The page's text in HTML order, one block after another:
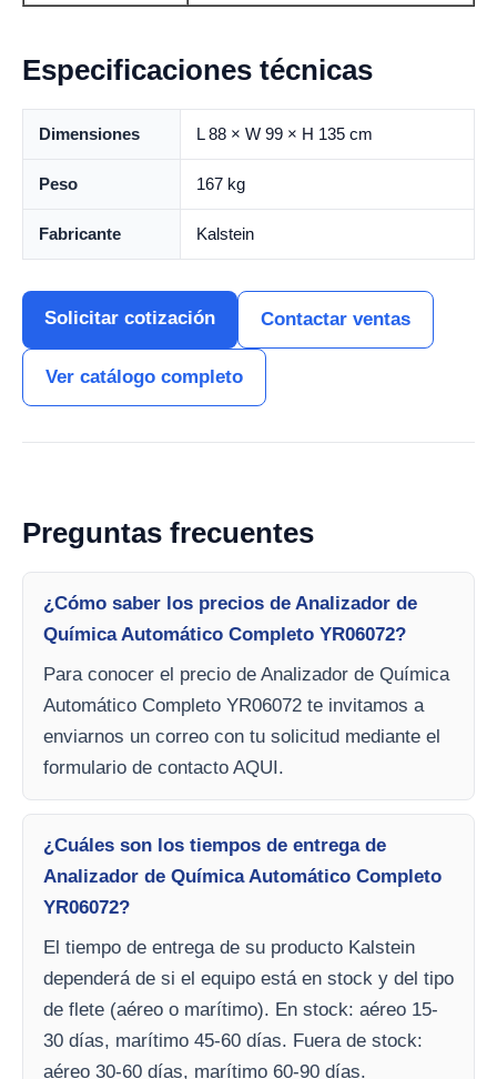
Especificaciones técnicas
Dimensiones L 88 × W 99 × H 135 cm
Peso 167 kg
Fabricante Kalstein
Solicitar cotización Contactar ventas
Ver catálogo completo
Preguntas frecuentes
¿Cómo saber los precios de Analizador de
Química Automático Completo YR06072?
Para conocer el precio de Analizador de Química
Automático Completo YR06072 te invitamos a
enviarnos un correo con tu solicitud mediante el
formulario de contacto AQUI.
¿Cuáles son los tiempos de entrega de
Analizador de Química Automático Completo
YR06072?
El tiempo de entrega de su producto Kalstein
dependerá de si el equipo está en stock y del tipo
de flete (aéreo o marítimo). En stock: aéreo 15-
30 días, marítimo 45-60 días. Fuera de stock:
aéreo 30-60 días, marítimo 60-90 días.